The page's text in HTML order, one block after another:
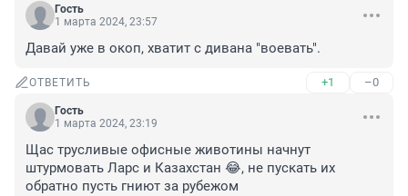
Гость
1 марта 2024, 23:57
Давай уже в окоп, хватит с дивана "воевать".
ОТВЕТИТЬ +1 –0
Гость
1 марта 2024, 23:19
Щас трусливые офисные животины начнут
штурмовать Ларс и Казахстан 😂, не пускать их
обратно пусть гниют за рубежом